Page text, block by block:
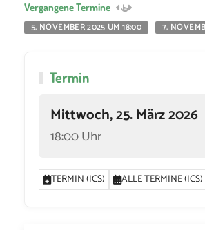
Vergangene Termine
5. NOVEMBER 2025 UM 18:00
7.
Termin
Mittwoch, 25. März 2026
18:00 Uhr
TERMIN (ICS) ALLE TERMINE (ICS)